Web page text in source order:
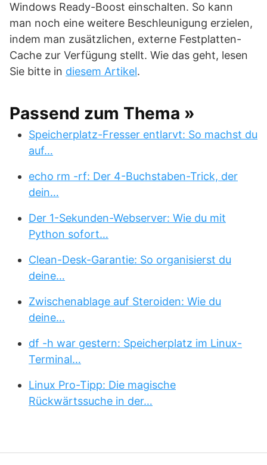
Windows Ready-Boost einschalten. So kann
man noch eine weitere Beschleunigung erzielen,
indem man zusätzlichen, externe Festplatten-
Cache zur Verfügung stellt. Wie das geht, lesen
Sie bitte in diesem Artikel.
Passend zum Thema »
Speicherplatz-Fresser entlarvt: So machst du
auf…
echo rm -rf: Der 4-Buchstaben-Trick, der
dein…
Der 1-Sekunden-Webserver: Wie du mit
Python sofort…
Clean-Desk-Garantie: So organisierst du
deine…
Zwischenablage auf Steroiden: Wie du
deine…
df -h war gestern: Speicherplatz im Linux-
Terminal…
Linux Pro-Tipp: Die magische
Rückwärtssuche in der…